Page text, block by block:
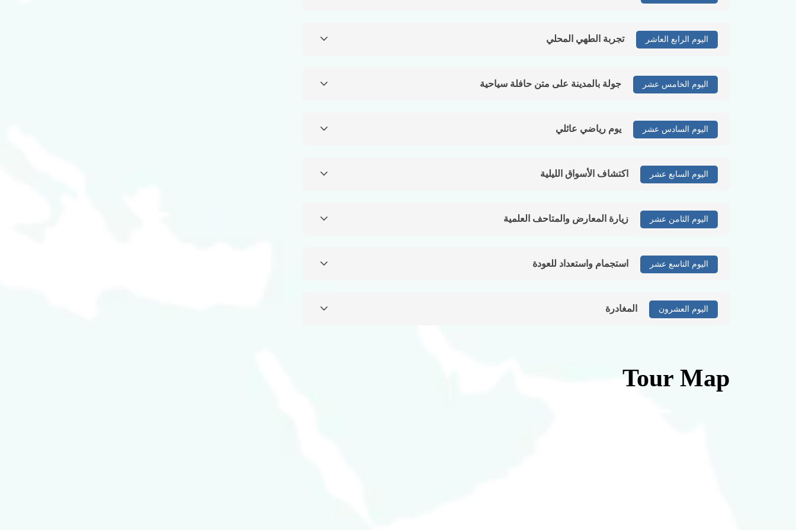
اليوم الرابع العاشر تجربة الطهي المحلي
اليوم الخامس عشر جولة بالمدينة على متن حافلة سياحية
اليوم السادس عشر يوم رياضي عائلي
اليوم السابع عشر اكتشاف الأسواق الليلية
اليوم الثامن عشر زيارة المعارض والمتاحف العلمية
اليوم التاسع عشر استجمام واستعداد للعودة
اليوم العشرون المغادرة
Tour Map